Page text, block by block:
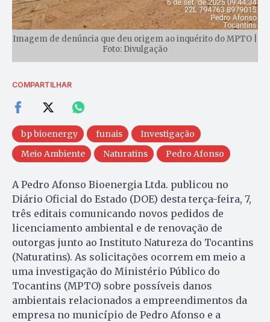
Imagem de denúncia que deu origem ao inquérito do MPTO |
Foto: Divulgação
COMPARTILHAR
bp bioenergy funais
Investigação
Meio Ambiente
Naturatins Pedro Afonso
A Pedro Afonso Bioenergia Ltda. publicou no
Diário Oficial do Estado (DOE) desta terça-feira, 7,
três editais comunicando novos pedidos de
licenciamento ambiental e de renovação de
outorgas junto ao Instituto Natureza do Tocantins
(Naturatins). As solicitações ocorrem em meio a
uma investigação do Ministério Público do
Tocantins (MPTO) sobre possíveis danos
ambientais relacionados a empreendimentos da
empresa no município de Pedro Afonso e a